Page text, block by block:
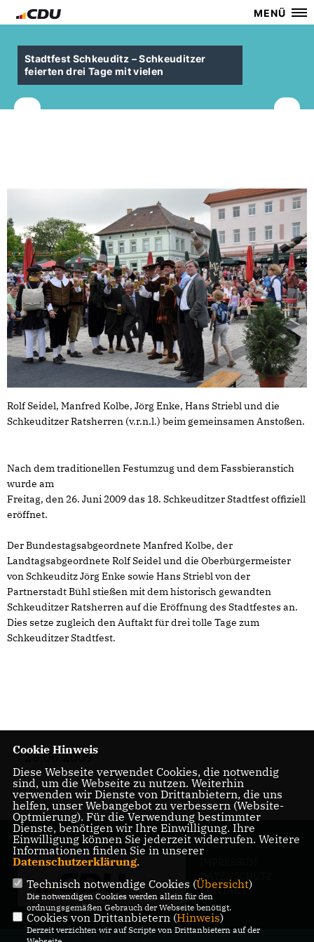
MENÜ
Stadtfest Schkeuditz – Schkeuditzer
feierten drei Tage mit vielen
Rolf Seidel, Manfred Kolbe, Jörg Enke, Hans Striebl und die
Schkeuditzer Ratsherren (v.r.n.l.) beim gemeinsamen Anstoßen.
Nach dem traditionellen Festumzug und dem Fassbieranstich
wurde am
Freitag, den 26. Juni 2009 das 18. Schkeuditzer Stadtfest offiziell
eröffnet.
Der Bundestagsabgeordnete Manfred Kolbe, der
Landtagsabgeordnete Rolf Seidel und die Oberbürgermeister
von Schkeuditz Jörg Enke sowie Hans Striebl von der
Partnerstadt Bühl stießen mit dem historisch gewandten
Schkeuditzer Ratsherren auf die Eröffnung des Stadtfestes an.
Dies setze zugleich den Auftakt für drei tolle Tage zum
Schkeuditzer Stadtfest.
26.06.2009
DATENSCHUTZ
KONTAKT
@2026 Bundestagsabgeordneter
Cookie Hinweis
Diese Webseite verwendet Cookies, die notwendig
sind, um die Webseite zu nutzen. Weiterhin
verwenden wir Dienste von Drittanbietern, die uns
helfen, unser Webangebot zu verbessern (Website-
Optmierung). Für die Verwendung bestimmter
Dienste, benötigen wir Ihre Einwilligung. Ihre
Einwilligung können Sie jederzeit widerrufen. Weitere
Informationen finden Sie in unserer
Datenschutzerklärung.
Technisch notwendige Cookies (Übersicht)
Die notwendigen Cookies werden allein für den
ordnungsgemäßen Gebrauch der Webseite benötigt.
Cookies von Drittanbietern (Hinweis)
Derzeit verzichten wir auf Scripte von Drittanbietern auf der